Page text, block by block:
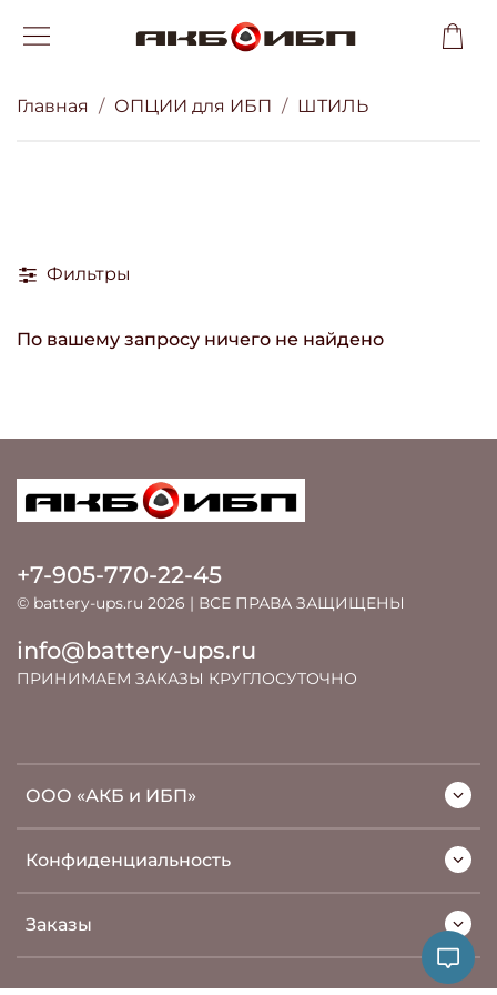
Главная ОПЦИИ для ИБП ШТИЛЬ
Фильтры
По вашему запросу ничего не найдено
ООО «АКБ и ИБП»
Конфиденциальность
Заказы
+7-905-770-22-45
© battery-ups.ru 2026 | ВСЕ ПРАВА ЗАЩИЩЕНЫ
info@battery-ups.ru
ПРИНИМАЕМ ЗАКАЗЫ КРУГЛОСУТОЧНО